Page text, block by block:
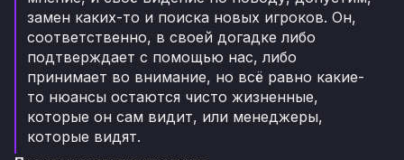
замен каких-то и поиска новых игроков. Он,
соответственно, в своей догадке либо
подтверждает с помощью нас, либо
принимает во внимание, но всё равно какие-
то нюансы остаются чисто жизненные,
которые он сам видит, или менеджеры,
которые видят.